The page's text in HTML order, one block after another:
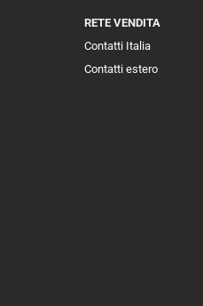
RETE VENDITA
Contatti Italia
Contatti estero